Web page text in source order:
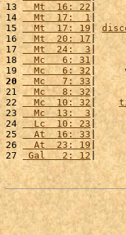
13
  Mt  16: 22
|
14
  Mt  17:  1
15
  Mt  17: 19
|
16
  Mt  20: 17
17
  Mt  24:  3
|
18
  Mc   6: 31
|
19
  Mc   6: 32
|
20
  Mc   7: 33
|
21
  Mc   8: 32
|
22
  Mc  10: 32
|
23
  Mc  13:  3
24
  Lc  10: 23
|
25
  At  16: 33
|
26
  At  23: 19
|
27 Gal   2: 12 |